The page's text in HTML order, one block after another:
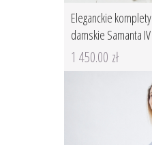
Eleganckie komplety
damskie Samanta IV
1 450.00 zł